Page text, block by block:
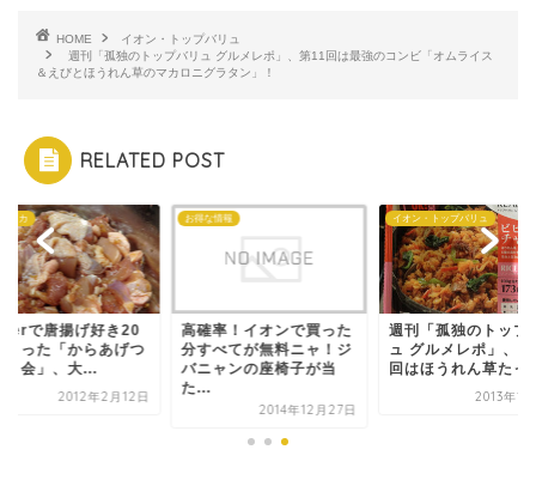
HOME
イオン・トップバリュ
週刊「孤独のトップバリュ グルメレポ」、第11回は最強のコンビ「オムライス
＆えびとほうれん草のマカロニグラタン」！
RELATED POST
スカ
で唐揚げ好き20
まった「からあげつ
う会」、大...
2012年2月12日
お得な情報
高確率！イオンで買った
分すべてが無料ニャ！ジ
バニャンの座椅子が当
た...
2014年12月27日
イオン・トップバリュ
週刊「孤独のトップ
ュ グルメレポ」、
回はほうれん草たっ
2013年1